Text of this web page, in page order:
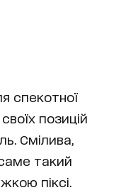
спекотної
позицій
Смілива,
такий
піксі.